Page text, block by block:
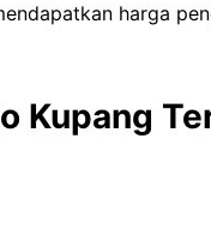
harga
Kupang